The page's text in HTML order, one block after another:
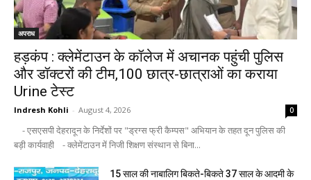
अपराध
हड़कंप : क्लेमेंटाउन के कॉलेज में अचानक पहुंची पुलिस
और डॉक्टरों की टीम,100 छात्र-छात्राओं का कराया
Urine टेस्ट
Indresh Kohli - August 4, 2026 0
- एसएसपी देहरादून के निर्देशों पर "ड्रग्स फ्री कैम्पस" अभियान के तहत दून पुलिस की
बड़ी कार्यवाही - क्लेमेंटाउन में निजी शिक्षण संस्थान से बिना...
15 साल की नाबालिग बिकते-बिकते 37 साल के आदमी के